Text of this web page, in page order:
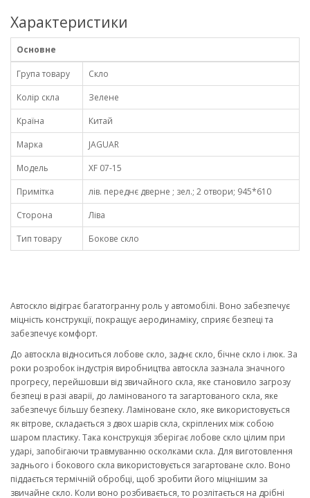
Характеристики
Основне
Група товару
Скло
Колір скла
Зелене
Країна
Китай
Марка
JAGUAR
Модель
XF 07-15
Примітка
лів. переднє дверне ; зел.; 2 отвори; 945*610
Сторона
Ліва
Тип товару
Бокове скло
Автоскло відіграє багатогранну роль у автомобілі. Воно забезпечує
міцність конструкції, покращує аеродинаміку, сприяє безпеці та
забезпечує комфорт.
До автоскла відноситься лобове скло, заднє скло, бічне скло і люк. За
роки розробок індустрія виробництва автоскла зазнала значного
прогресу, перейшовши від звичайного скла, яке становило загрозу
безпеці в разі аварії, до ламінованого та загартованого скла, яке
забезпечує більшу безпеку. Ламіноване скло, яке використовується
як вітрове, складається з двох шарів скла, скріплених між собою
шаром пластику. Така конструкція зберігає лобове скло цілим при
ударі, запобігаючи травмуванню осколками скла. Для виготовлення
заднього і бокового скла використовується загартоване скло. Воно
піддається термічній обробці, щоб зробити його міцнішим за
звичайне скло. Коли воно розбивається, то розлітається на дрібні